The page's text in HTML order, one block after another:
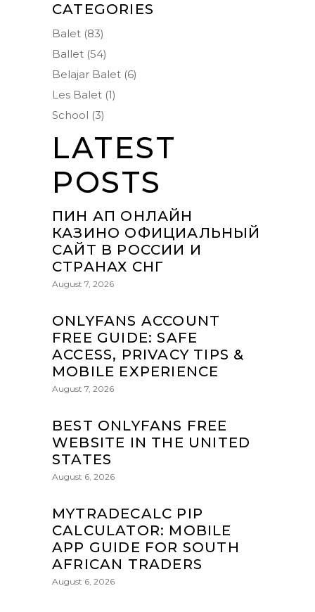
CATEGORIES
Balet (83)
Ballet (54)
Belajar Balet (6)
Les Balet (1)
School (3)
LATEST
POSTS
ПИН АП ОНЛАЙН
КАЗИНО ОФИЦИАЛЬНЫЙ
САЙТ В РОССИИ И
СТРАНАХ СНГ
August 7, 2026
ONLYFANS ACCOUNT
FREE GUIDE: SAFE
ACCESS, PRIVACY TIPS &
MOBILE EXPERIENCE
August 7, 2026
BEST ONLYFANS FREE
WEBSITE IN THE UNITED
STATES
August 6, 2026
MYTRADECALC PIP
CALCULATOR: MOBILE
APP GUIDE FOR SOUTH
AFRICAN TRADERS
August 6, 2026